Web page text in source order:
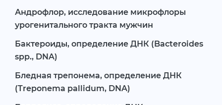
Андрофлор, исследование микрофлоры
урогенитального тракта мужчин
Бактероиды, определение ДНК (Bacteroides
spp., DNA)
Бледная трепонема, определение ДНК
(Treponema pallidum, DNA)